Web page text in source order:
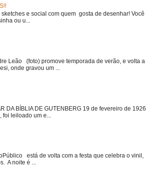
e social com quem gosta de desenhar! Você
ou u...
Leão (foto) promove temporada de verão, e volta a
onde gravou um ...
DA BÍBLIA DE GUTENBERG 19 de fevereiro de 1926
leiloado um e...
está de volta com a festa que celebra o vinil,
A noite é ...